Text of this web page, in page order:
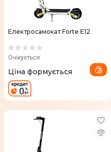
Електросамокат Forte E12
Очікується
Ціна формується